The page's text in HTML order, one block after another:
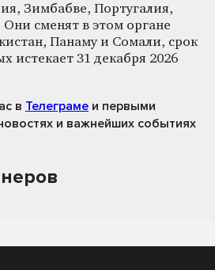
Зимбабве, Португалия,
сменят в этом органе
Панаму и Сомали, срок
истекает 31 декабря 2026
в Телеграме и первыми
и важнейших событиях